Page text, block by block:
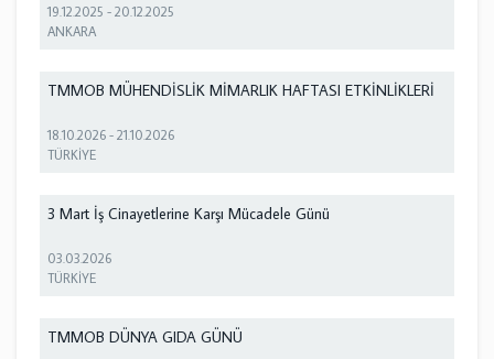
19.12.2025 -20.12.2025
ANKARA
TMMOB MÜHENDİSLİK MİMARLIK HAFTASI ETKİNLİKLERİ
18.10.2026 -21.10.2026
TÜRKİYE
3 Mart İş Cinayetlerine Karşı Mücadele Günü
03.03.2026
TÜRKİYE
TMMOB DÜNYA GIDA GÜNÜ